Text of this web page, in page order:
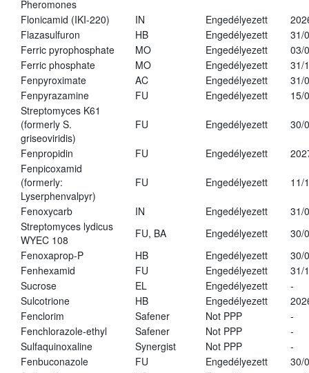
Pheromones
Flonicamid (IKI-220) IN Engedélyezett
Flazasulfuron
HB Engedélyezett
31/
Ferric pyrophosphate
MO Engedélyezett
03/
Ferric phosphate
MO Engedélyezett
31/
Fenpyroximate
AC Engedélyezett
31/
Fenpyrazamine
FU Engedélyezett
15/
Streptomyces K61
(formerly S.
griseoviridis)
FU Engedélyezett 30/
Fenpropidin FU Engedélyezett
Fenpicoxamid
(formerly:
Lyserphenvalpyr)
FU Engedélyezett 11/
Fenoxycarb IN Engedélyezett
31/
Streptomyces lydicus
WYEC 108
FU, BA Engedélyezett
30/
Fenoxaprop-P
HB Engedélyezett
30/
Fenhexamid
FU Engedélyezett
31/
Sucrose
EL Engedélyezett
-
Sulcotrione
HB Engedélyezett
Fenclorim
Safener Not PPP
-
Fenchlorazole-ethyl
Safener Not PPP
-
Sulfaquinoxaline
Synergist Not PPP
-
Fenbuconazole
FU Engedélyezett
30/